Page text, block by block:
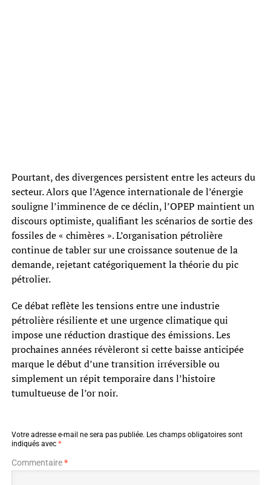
Pourtant, des divergences persistent entre les acteurs du
secteur. Alors que l’Agence internationale de l’énergie
souligne l’imminence de ce déclin, l’OPEP maintient un
discours optimiste, qualifiant les scénarios de sortie des
fossiles de « chimères ». L’organisation pétrolière
continue de tabler sur une croissance soutenue de la
demande, rejetant catégoriquement la théorie du pic
pétrolier.
Ce débat reflète les tensions entre une industrie
pétrolière résiliente et une urgence climatique qui
impose une réduction drastique des émissions. Les
prochaines années révèleront si cette baisse anticipée
marque le début d’une transition irréversible ou
simplement un répit temporaire dans l’histoire
tumultueuse de l’or noir.
Votre adresse e-mail ne sera pas publiée. Les champs obligatoires sont
indiqués avec *
Commentaire*